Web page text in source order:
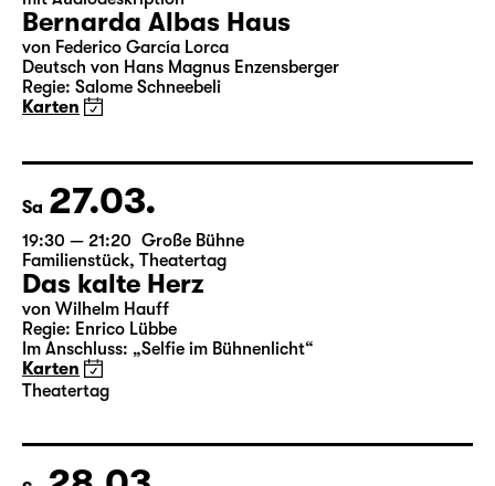
So 21.03.
18:00 Große Bühne
mit Audiodeskription
Bernarda Albas Haus
Regie: Salome Schneebeli
Karten
Sa 27.03.
19:30 — 21:20 Große Bühne
Familienstück
Theatertag
Das kalte Herz
von Wilhelm Hauff
Karten
Theatertag